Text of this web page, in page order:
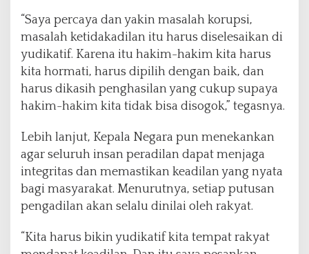
“Saya percaya dan yakin masalah korupsi,
masalah ketidakadilan itu harus diselesaikan di
yudikatif. Karena itu hakim-hakim kita harus
kita hormati, harus dipilih dengan baik, dan
harus dikasih penghasilan yang cukup supaya
hakim-hakim kita tidak bisa disogok,” tegasnya.
Lebih lanjut, Kepala Negara pun menekankan
agar seluruh insan peradilan dapat menjaga
integritas dan memastikan keadilan yang nyata
bagi masyarakat. Menurutnya, setiap putusan
pengadilan akan selalu dinilai oleh rakyat.
“Kita harus bikin yudikatif kita tempat rakyat